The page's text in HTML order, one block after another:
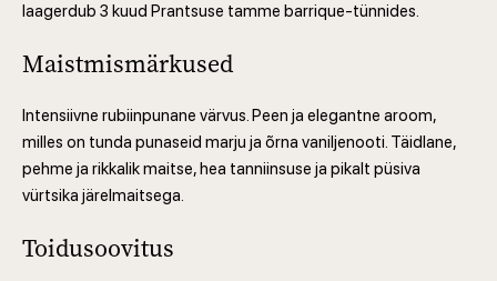
laagerdub 3 kuud Prantsuse tamme barrique-tünnides.
Maistmismärkused
Intensiivne rubiinpunane värvus. Peen ja elegantne aroom,
milles on tunda punaseid marju ja õrna vaniljenooti. Täidlane,
pehme ja rikkalik maitse, hea tanniinsuse ja pikalt püsiva
vürtsika järelmaitsega.
Toidusoovitus